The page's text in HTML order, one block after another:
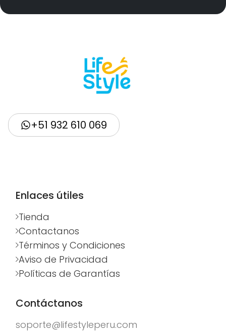
+51 932 610 069
Enlaces útiles
Tienda
Contactanos
Términos y Condiciones
Aviso de Privacidad
Políticas de Garantías
Contáctanos
soporte@lifestyleperu.com